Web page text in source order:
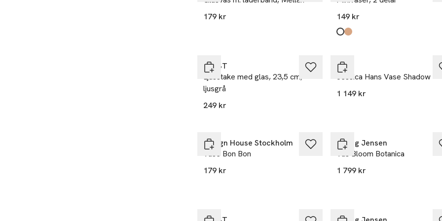
179 kr
149 kr
Produkten finns i färgerna:
Offwhite
Brown
ERNST
Ljusstake med glas, 23,5 cm,
ljusgrå
249 kr
HAY
Jessica Hans Vase Shadow
1 149 kr
Design House Stockholm
Vase Bon Bon
179 kr
Georg Jensen
Vas Bloom Botanica
1 799 kr